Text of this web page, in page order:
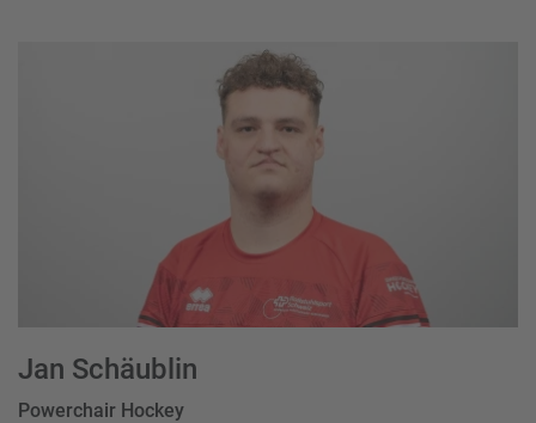
Jan Schäublin
Powerchair Hockey